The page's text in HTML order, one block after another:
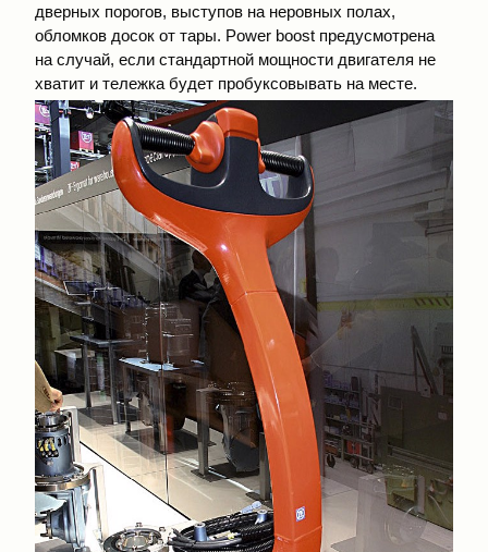
дверных порогов, выступов на неровных полах,
обломков досок от тары. Power boost предусмотрена
на случай, если стандартной мощности двигателя не
хватит и тележка будет пробуксовывать на месте.